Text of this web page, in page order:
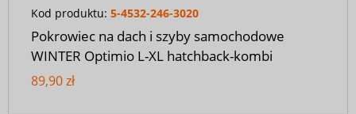
Kod produktu: 5-4532-246-3020
Pokrowiec na dach i szyby samochodowe
WINTER Optimio L-XL hatchback-kombi
89,90 zł